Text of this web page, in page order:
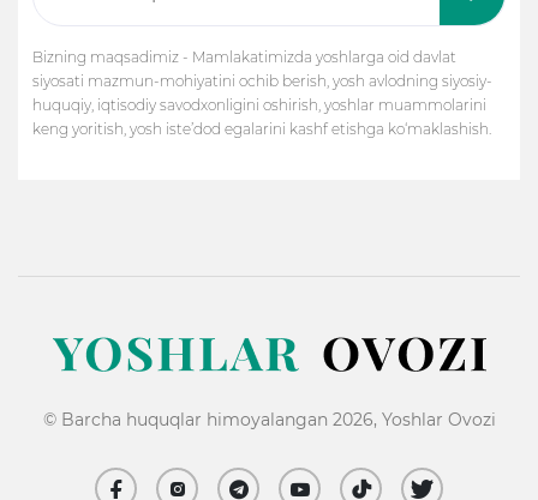
Bizning maqsadimiz - Mamlakatimizda yoshlarga oid davlat
siyosati mazmun-mohiyatini ochib berish, yosh avlodning siyosiy-
huquqiy, iqtisodiy savodxonligini oshirish, yoshlar muammolarini
keng yoritish, yosh iste’dod egalarini kashf etishga ko‘maklashish.
© Barcha huquqlar himoyalangan 2026, Yoshlar Ovozi